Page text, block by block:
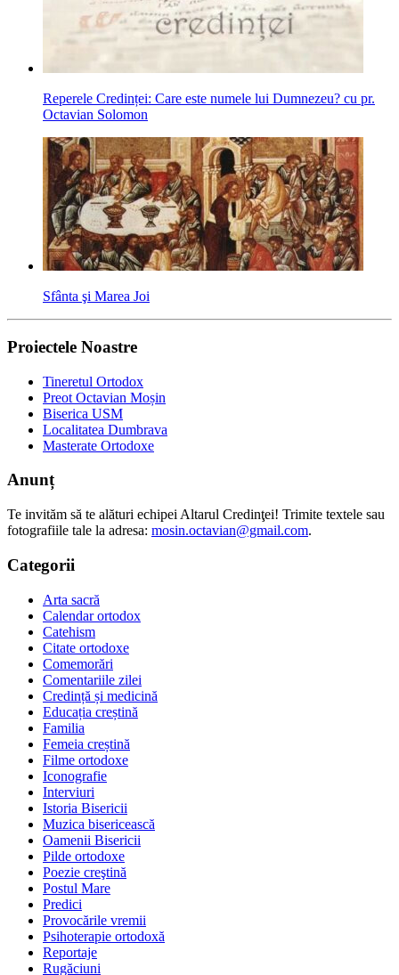
Reperele Credinței: Care este numele lui Dumnezeu? cu pr.
Octavian Solomon
Sfânta şi Marea Joi
Proiectele Noastre
Tineretul Ortodox
Preot Octavian Moșin
Biserica USM
Localitatea Dumbrava
Masterate Ortodoxe
Anunț
Te invităm să te alături echipei Altarul Credinţei! Trimite textele sau
fotografiile tale la adresa: mosin.octavian@gmail.com.
Categorii
Arta sacră
Calendar ortodox
Catehism
Citate ortodoxe
Comemorări
Comentariile zilei
Credință și medicină
Educația creștină
Familia
Femeia creștină
Filme ortodoxe
Iconografie
Interviuri
Istoria Bisericii
Muzica bisericească
Oamenii Bisericii
Pilde ortodoxe
Poezie creştină
Postul Mare
Predici
Provocările vremii
Psihoterapie ortodoxă
Reportaje
Rugăciuni